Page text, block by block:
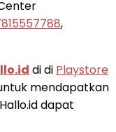
,
di di Playstore
mendapatkan
dapat